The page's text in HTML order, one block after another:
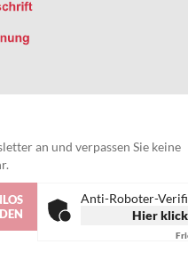
an und verpassen Sie keine
Anti-Roboter-
Hier